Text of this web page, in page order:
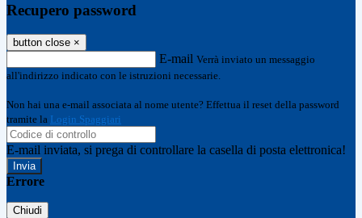
Recupero password
button close ×
E-mail Verrà inviato un messaggio
all'indirizzo indicato con le istruzioni necessarie.
Non hai una e-mail associata al nome utente? Effettua il reset della password
tramite la Login Spaggiari
E-mail inviata, si prega di controllare la casella di posta elettronica!
Errore
Chiudi